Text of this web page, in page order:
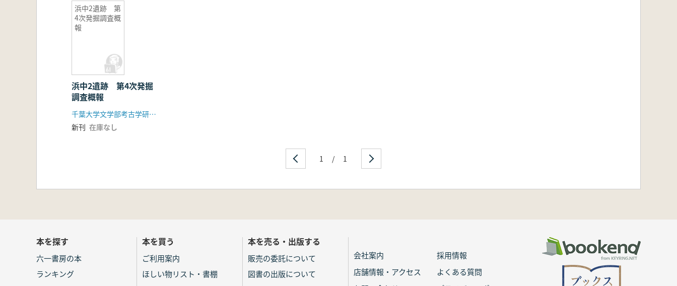
浜中2遺跡 第
4次発掘調査概
報
浜中2遺跡 第4次発掘
調査概報
千葉大学文学部考古学研究室
新刊 在庫なし
1 / 1
本を探す
六一書房の本
ランキング
本を買う
ご利用案内
ほしい物リスト・書棚
本を売る・出版する
販売の委託について
図書の出版について
会社案内
採用情報
店舗情報・アクセス
よくある質問